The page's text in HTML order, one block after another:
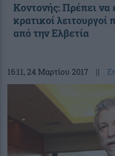
Κοντονής: Πρέπει να
κρατικοί λειτουργοί
από την Ελβετία
16:11, 24 Μαρτίου 2017 ||